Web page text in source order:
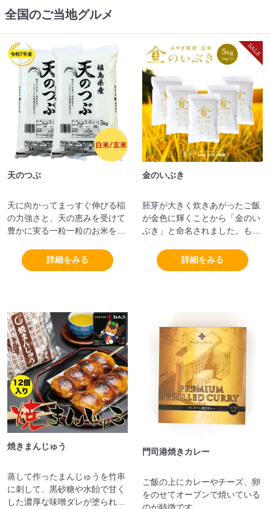
全国のご当地グルメ
天のつぶ
天に向かってまっすぐ伸びる稲
の力強さと、天の恵みを受けて
豊かに実る一粒一粒のお米をイ
食味とふっくらした炊き上がり
が特徴。
詳細をみる
金のいぶき
胚芽が大きく炊きあがったご飯
が金色に輝くことから「金のい
ぶき」と命名されました。もっ
じける独特の食感が特徴の玄米
です。
詳細をみる
焼きまんじゅう
蒸して作ったまんじゅうを竹串
に刺して、黒砂糖や水飴で甘く
した濃厚な味噌ダレが塗られて
門司港焼きカレー
ご飯の上にカレーやチーズ、卵
をのせてオーブンで焼いている